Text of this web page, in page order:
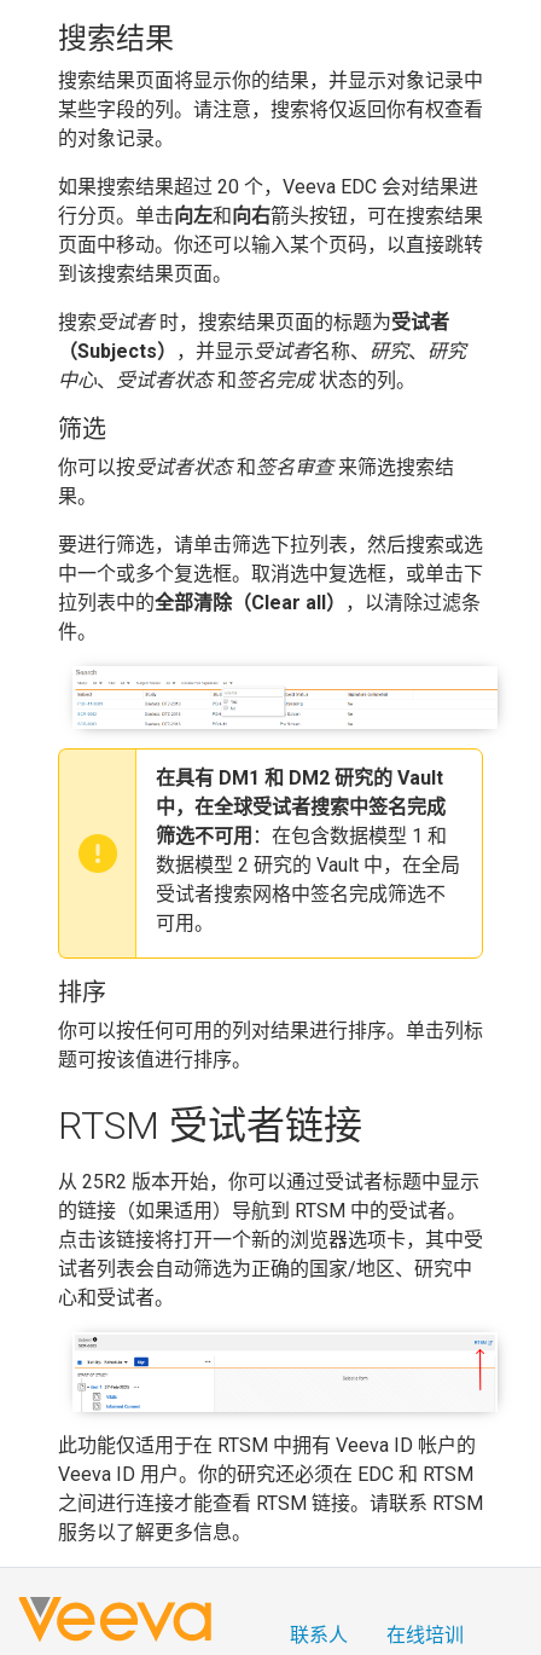
搜索结果
搜索结果页面将显示你的结果，并显示对象记录中
某些字段的列。请注意，搜索将仅返回你有权查看
的对象记录。
如果搜索结果超过 20 个，Veeva EDC 会对结果进
行分页。单击向左和向右箭头按钮，可在搜索结果
页面中移动。你还可以输入某个页码，以直接跳转
到该搜索结果页面。
搜索受试者时，搜索结果页面的标题为受试者
（Subjects）
，并显示受试者名称、 研究、
研究
中心、 受试者状态和签名完成状态的列。
筛选
你可以按受试者状态和签名审查来筛选搜索结
果。
要进行筛选，请单击筛选下拉列表，然后搜索或选
中一个或多个复选框。取消选中复选框，或单击下
拉列表中的全部清除（Clear all）
，以清除过滤条
件。
在具有 DM1 和 DM2 研究的 Vault
中，在全球受试者搜索中签名完成
筛选不可用 ：在包含数据模型 1 和
数据模型 2 研究的 Vault 中，在全局
受试者搜索网格中签名完成筛选不
可用。
排序
你可以按任何可用的列对结果进行排序。单击列标
题可按该值进行排序。
RTSM 受试者链接
从 25R2 版本开始，你可以通过受试者标题中显示
的链接（如果适用）导航到 RTSM 中的受试者。
点击该链接将打开一个新的浏览器选项卡，其中受
试者列表会自动筛选为正确的国家/地区、研究中
心和受试者。
此功能仅适用于在 RTSM 中拥有 Veeva ID 帐户的
Veeva ID 用户。你的研究还必须在 EDC 和 RTSM
之间进行连接才能查看 RTSM 链接。请联系 RTSM
服务以了解更多信息。
联系人 在线培训